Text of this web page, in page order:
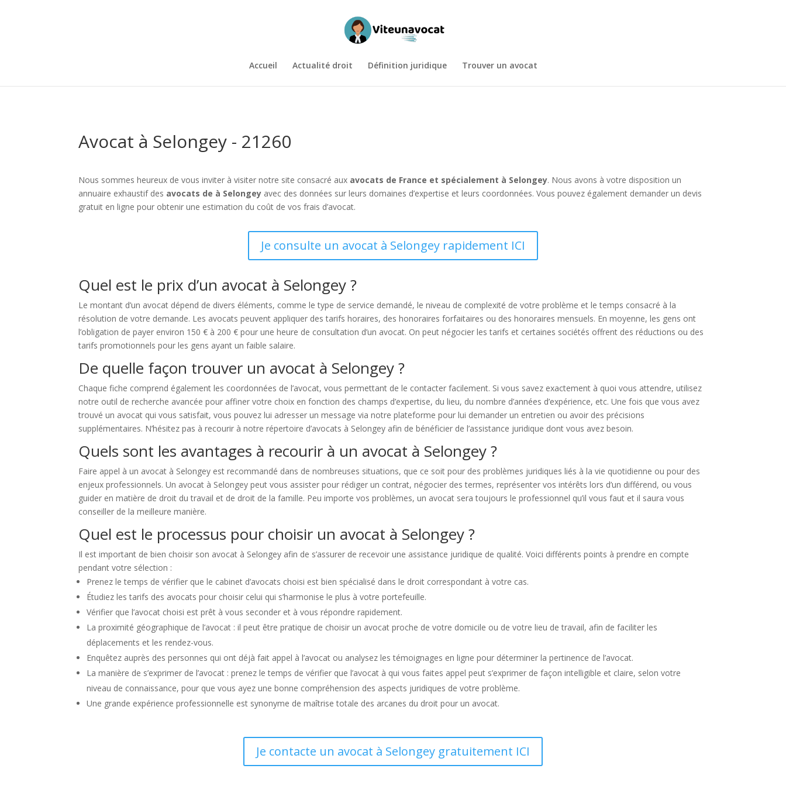
Accueil Actualité droit Définition juridique Trouver un avocat
Avocat à Selongey - 21260
Nous sommes heureux de vous inviter à visiter notre site consacré aux avocats de France et spécialement à Selongey. Nous avons à votre disposition un
annuaire exhaustif des avocats de à Selongey avec des données sur leurs domaines d’expertise et leurs coordonnées. Vous pouvez également demander un devis
gratuit en ligne pour obtenir une estimation du coût de vos frais d’avocat.
Je consulte un avocat à Selongey rapidement ICI
Quel est le prix d’un avocat à Selongey ?
Le montant d’un avocat dépend de divers éléments, comme le type de service demandé, le niveau de complexité de votre problème et le temps consacré à la
résolution de votre demande. Les avocats peuvent appliquer des tarifs horaires, des honoraires forfaitaires ou des honoraires mensuels. En moyenne, les gens ont
l’obligation de payer environ 150 € à 200 € pour une heure de consultation d’un avocat. On peut négocier les tarifs et certaines sociétés offrent des réductions ou des
tarifs promotionnels pour les gens ayant un faible salaire.
De quelle façon trouver un avocat à Selongey ?
Chaque fiche comprend également les coordonnées de l’avocat, vous permettant de le contacter facilement. Si vous savez exactement à quoi vous attendre, utilisez
notre outil de recherche avancée pour affiner votre choix en fonction des champs d’expertise, du lieu, du nombre d’années d’expérience, etc. Une fois que vous avez
trouvé un avocat qui vous satisfait, vous pouvez lui adresser un message via notre plateforme pour lui demander un entretien ou avoir des précisions
supplémentaires. N’hésitez pas à recourir à notre répertoire d’avocats à Selongey afin de bénéficier de l’assistance juridique dont vous avez besoin.
Quels sont les avantages à recourir à un avocat à Selongey ?
Faire appel à un avocat à Selongey est recommandé dans de nombreuses situations, que ce soit pour des problèmes juridiques liés à la vie quotidienne ou pour des
enjeux professionnels. Un avocat à Selongey peut vous assister pour rédiger un contrat, négocier des termes, représenter vos intérêts lors d’un différend, ou vous
guider en matière de droit du travail et de droit de la famille. Peu importe vos problèmes, un avocat sera toujours le professionnel qu’il vous faut et il saura vous
conseiller de la meilleure manière.
Quel est le processus pour choisir un avocat à Selongey ?
Il est important de bien choisir son avocat à Selongey afin de s’assurer de recevoir une assistance juridique de qualité. Voici différents points à prendre en compte
pendant votre sélection :
Prenez le temps de vérifier que le cabinet d’avocats choisi est bien spécialisé dans le droit correspondant à votre cas.
Étudiez les tarifs des avocats pour choisir celui qui s’harmonise le plus à votre portefeuille.
Vérifier que l’avocat choisi est prêt à vous seconder et à vous répondre rapidement.
La proximité géographique de l’avocat : il peut être pratique de choisir un avocat proche de votre domicile ou de votre lieu de travail, afin de faciliter les
déplacements et les rendez-vous.
Enquêtez auprès des personnes qui ont déjà fait appel à l’avocat ou analysez les témoignages en ligne pour déterminer la pertinence de l’avocat.
La manière de s’exprimer de l’avocat : prenez le temps de vérifier que l’avocat à qui vous faites appel peut s’exprimer de façon intelligible et claire, selon votre
niveau de connaissance, pour que vous ayez une bonne compréhension des aspects juridiques de votre problème.
Une grande expérience professionnelle est synonyme de maîtrise totale des arcanes du droit pour un avocat.
Je contacte un avocat à Selongey gratuitement ICI